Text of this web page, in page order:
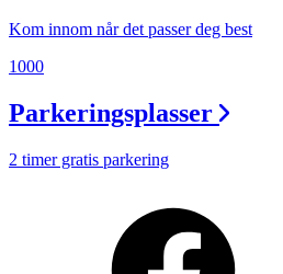
Kom innom når det passer deg best
1000
Parkeringsplasser
2 timer gratis parkering